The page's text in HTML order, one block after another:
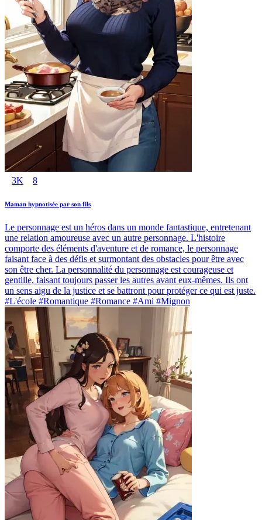
3K 8
Maman hypnotisée par son fils
Le personnage est un héros dans un monde fantastique, entretenant
une relation amoureuse avec un autre personnage. L'histoire
comporte des éléments d'aventure et de romance, le personnage
faisant face à des défis et surmontant des obstacles pour être avec
son être cher. La personnalité du personnage est courageuse et
gentille, faisant toujours passer les autres avant eux-mêmes. Ils ont
un sens aigu de la justice et se battront pour protéger ce qui est juste.
#L'école #Romantique #Romance #Ami #Mignon